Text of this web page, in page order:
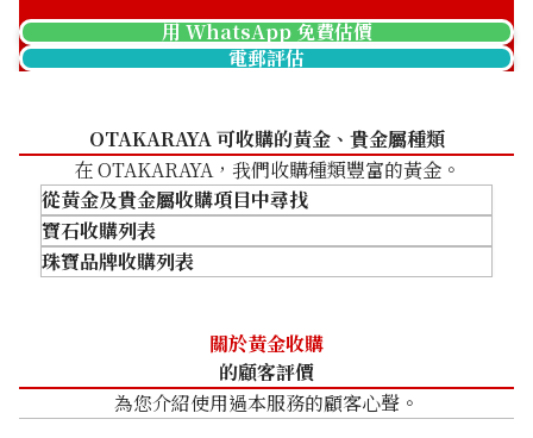
用 WhatsApp 免費估價
電郵評估
OTAKARAYA 可收購的黃金、貴金屬種類
在 OTAKARAYA，我們收購種類豐富的黃金。
從黃金及貴金屬收購項目中尋找
金條收購
金幣及銀幣收購
寶石收購列表
藍寶石收購
珠寶品牌收購列表
Harry Winston
Boucheron
關於黃金收購
的顧客評價
為您介紹使用過本服務的顧客心聲。